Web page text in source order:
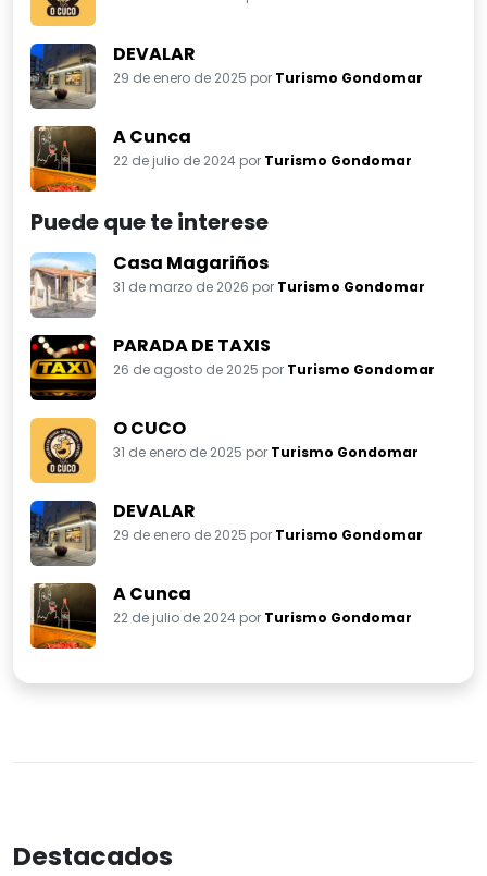
DEVALAR
29 de enero de 2025 por Turismo Gondomar
A Cunca
22 de julio de 2024 por Turismo Gondomar
Puede que te interese
Casa Magariños
31 de marzo de 2026 por Turismo Gondomar
PARADA DE TAXIS
26 de agosto de 2025 por Turismo Gondomar
O CUCO
31 de enero de 2025 por Turismo Gondomar
DEVALAR
29 de enero de 2025 por Turismo Gondomar
A Cunca
22 de julio de 2024 por Turismo Gondomar
Destacados